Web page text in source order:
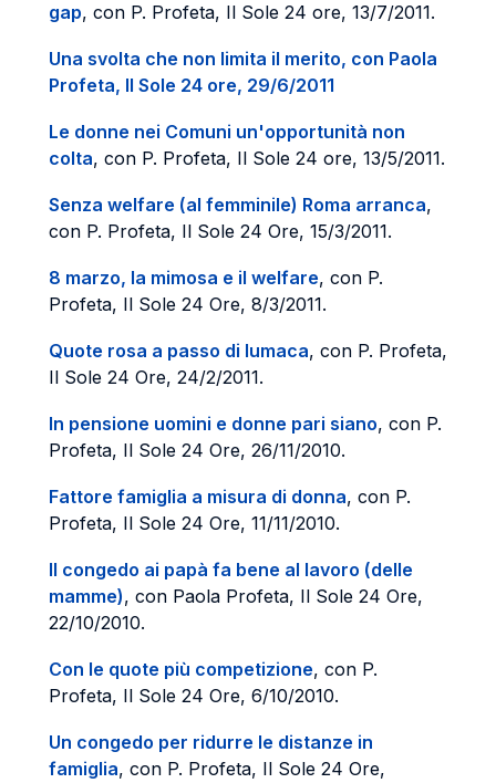
gap, con P. Profeta, Il Sole 24 ore, 13/7/2011.
Una svolta che non limita il merito, con Paola
Profeta, Il Sole 24 ore, 29/6/2011
Le donne nei Comuni un'opportunità non
colta, con P. Profeta, Il Sole 24 ore, 13/5/2011.
Senza welfare (al femminile) Roma arranca,
con P. Profeta, Il Sole 24 Ore, 15/3/2011.
8 marzo, la mimosa e il welfare, con P.
Profeta, Il Sole 24 Ore, 8/3/2011.
Quote rosa a passo di lumaca, con P. Profeta,
Il Sole 24 Ore, 24/2/2011.
In pensione uomini e donne pari siano, con P.
Profeta, Il Sole 24 Ore, 26/11/2010.
Fattore famiglia a misura di donna, con P.
Profeta, Il Sole 24 Ore, 11/11/2010.
Il congedo ai papà fa bene al lavoro (delle
mamme), con Paola Profeta, Il Sole 24 Ore,
22/10/2010.
Con le quote più competizione, con P.
Profeta, Il Sole 24 Ore, 6/10/2010.
Un congedo per ridurre le distanze in
famiglia, con P. Profeta, Il Sole 24 Ore,